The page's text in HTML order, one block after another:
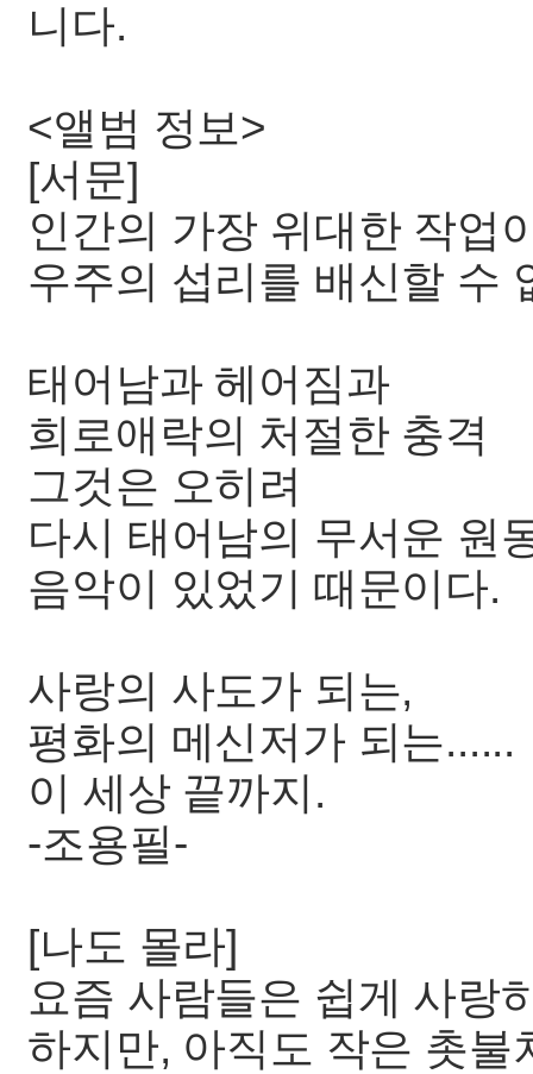
니다.
<앨범 정보>
[서문]
인간의 가장 위대한 작업
우주의 섭리를 배신할 수
태어남과 헤어짐과
희로애락의 처절한 충격
그것은 오히려
다시 태어남의 무서운 원
음악이 있었기 때문이다.
사랑의 사도가 되는,
평화의 메신저가 되는......
이 세상 끝까지.
-조용필-
[나도 몰라]
요즘 사람들은 쉽게 사랑
하지만, 아직도 작은 촛